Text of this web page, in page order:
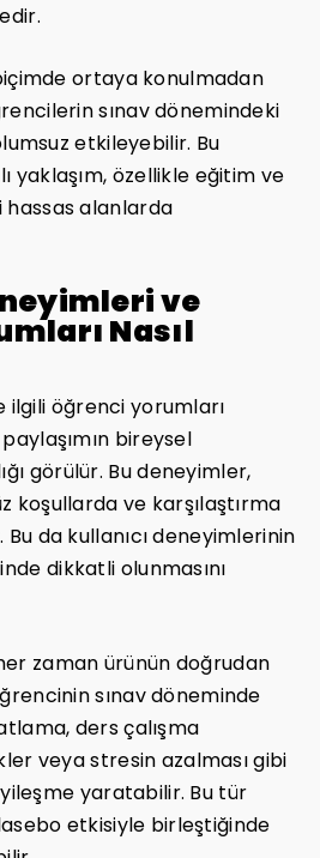
ortaya konulmadan
sınav dönemindeki
etkileyebilir. Bu
yaklaşım, özellikle eğitim ve
hassas alanlarda
ve
Nasıl
ilgili öğrenci yorumları
bireysel
görülür. Bu deneyimler,
koşullarda ve karşılaştırma
Bu da kullanıcı deneyimlerinin
dikkatli olunmasını
zaman ürünün doğrudan
sınav döneminde
ders çalışma
veya stresin azalması gibi
yaratabilir. Bu tür
etkisiyle birleştiğinde